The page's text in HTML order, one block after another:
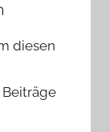
diesen